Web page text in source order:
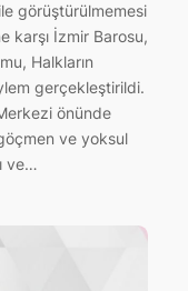
görüştürülmemesi
karşı İzmir Barosu,
Halkların
gerçekleştirildi.
önünde
ve yoksul
ve…